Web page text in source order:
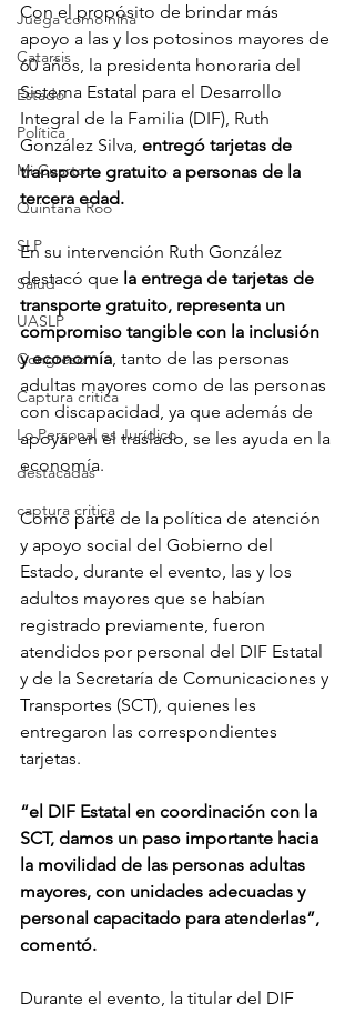
Juega como niña
Catarsis
Estado
Política
Mi Cuarto
Quintana Roo
SLP
Salud
UASLP
Congreso
Captura critica
Lo Personal es Jurídico
destacadas
captura critica
Con el propósito de brindar más
apoyo a las y los potosinos mayores de
60 años, la presidenta honoraria del
Sistema Estatal para el Desarrollo
Integral de la Familia (DIF), Ruth
González Silva, entregó tarjetas de
transporte gratuito a personas de la
tercera edad.
En su intervención Ruth González
destacó que la entrega de tarjetas de
transporte gratuito, representa un
compromiso tangible con la inclusión
y economía, tanto de las personas
adultas mayores como de las personas
con discapacidad, ya que además de
apoyar en el traslado, se les ayuda en la
economía.
Como parte de la política de atención
y apoyo social del Gobierno del
Estado, durante el evento, las y los
adultos mayores que se habían
registrado previamente, fueron
atendidos por personal del DIF Estatal
y de la Secretaría de Comunicaciones y
Transportes (SCT), quienes les
entregaron las correspondientes
tarjetas.
“el DIF Estatal en coordinación con la
SCT, damos un paso importante hacia
la movilidad de las personas adultas
mayores, con unidades adecuadas y
personal capacitado para atenderlas”,
comentó.
Durante el evento, la titular del DIF